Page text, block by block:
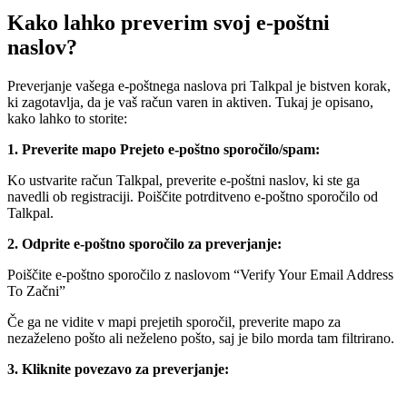
Kako lahko preverim svoj e-poštni
naslov?
Preverjanje vašega e-poštnega naslova pri Talkpal je bistven korak,
ki zagotavlja, da je vaš račun varen in aktiven. Tukaj je opisano,
kako lahko to storite:
1. Preverite mapo Prejeto e-poštno sporočilo/spam:
Ko ustvarite račun Talkpal, preverite e-poštni naslov, ki ste ga
navedli ob registraciji. Poiščite potrditveno e-poštno sporočilo od
Talkpal.
2. Odprite e-poštno sporočilo za preverjanje:
Poiščite e-poštno sporočilo z naslovom “Verify Your Email Address
To Začni”
Če ga ne vidite v mapi prejetih sporočil, preverite mapo za
nezaželeno pošto ali neželeno pošto, saj je bilo morda tam filtrirano.
3. Kliknite povezavo za preverjanje: